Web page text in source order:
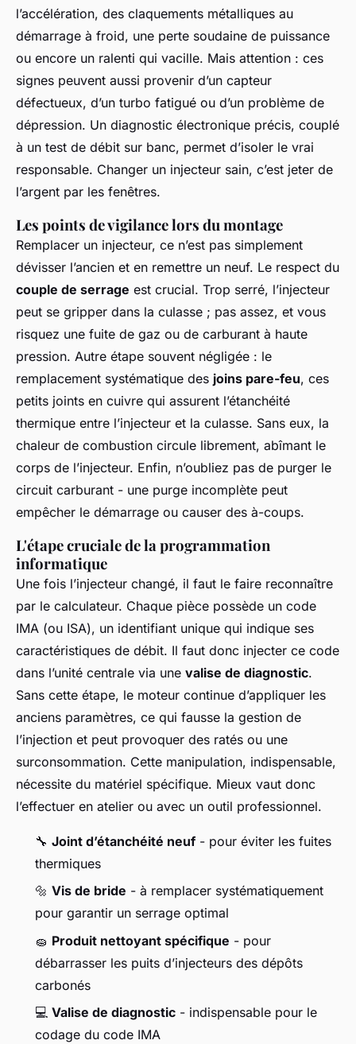
l’accélération, des claquements métalliques au
démarrage à froid, une perte soudaine de puissance
ou encore un ralenti qui vacille. Mais attention : ces
signes peuvent aussi provenir d’un capteur
défectueux, d’un turbo fatigué ou d’un problème de
dépression. Un diagnostic électronique précis, couplé
à un test de débit sur banc, permet d’isoler le vrai
responsable. Changer un injecteur sain, c’est jeter de
l’argent par les fenêtres.
Les points de vigilance lors du montage
Remplacer un injecteur, ce n’est pas simplement
dévisser l’ancien et en remettre un neuf. Le respect du
couple de serrage est crucial. Trop serré, l’injecteur
peut se gripper dans la culasse ; pas assez, et vous
risquez une fuite de gaz ou de carburant à haute
pression. Autre étape souvent négligée : le
remplacement systématique des joins pare-feu, ces
petits joints en cuivre qui assurent l’étanchéité
thermique entre l’injecteur et la culasse. Sans eux, la
chaleur de combustion circule librement, abîmant le
corps de l’injecteur. Enfin, n’oubliez pas de purger le
circuit carburant - une purge incomplète peut
empêcher le démarrage ou causer des à-coups.
L'étape cruciale de la programmation
informatique
Une fois l’injecteur changé, il faut le faire reconnaître
par le calculateur. Chaque pièce possède un code
IMA (ou ISA), un identifiant unique qui indique ses
caractéristiques de débit. Il faut donc injecter ce code
dans l’unité centrale via une valise de diagnostic.
Sans cette étape, le moteur continue d’appliquer les
anciens paramètres, ce qui fausse la gestion de
l’injection et peut provoquer des ratés ou une
surconsommation. Cette manipulation, indispensable,
nécessite du matériel spécifique. Mieux vaut donc
l’effectuer en atelier ou avec un outil professionnel.
🔧 Joint d’étanchéité neuf- pour éviter les fuites
thermiques
🔩 Vis de bride - à remplacer systématiquement
pour garantir un serrage optimal
🧽 Produit nettoyant spécifique - pour
débarrasser les puits d’injecteurs des dépôts
carbonés
💻 Valise de diagnostic - indispensable pour le
codage du code IMA